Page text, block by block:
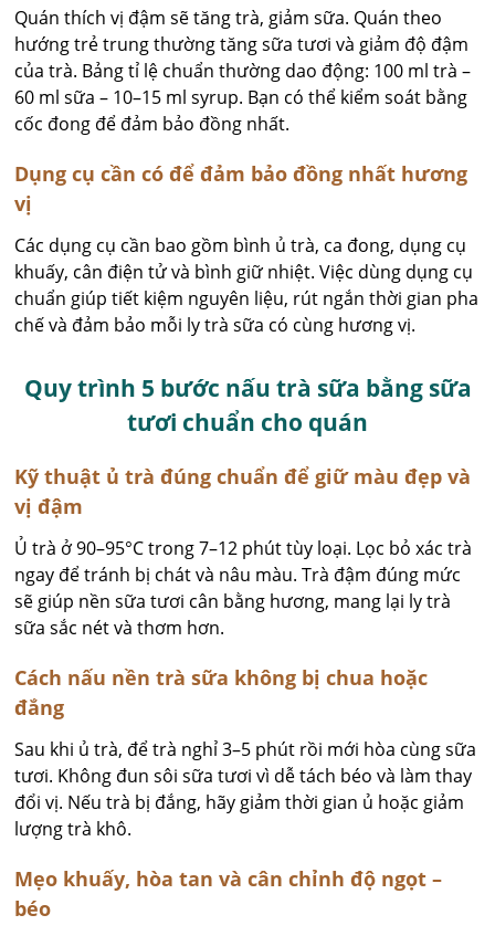
Quán thích vị đậm sẽ tăng trà, giảm sữa. Quán theo
hướng trẻ trung thường tăng sữa tươi và giảm độ đậm
của trà. Bảng tỉ lệ chuẩn thường dao động: 100 ml trà –
60 ml sữa – 10–15 ml syrup. Bạn có thể kiểm soát bằng
cốc đong để đảm bảo đồng nhất.
Dụng cụ cần có để đảm bảo đồng nhất hương
vị
Các dụng cụ cần bao gồm bình ủ trà, ca đong, dụng cụ
khuấy, cân điện tử và bình giữ nhiệt. Việc dùng dụng cụ
chuẩn giúp tiết kiệm nguyên liệu, rút ngắn thời gian pha
chế và đảm bảo mỗi ly trà sữa có cùng hương vị.
Quy trình 5 bước nấu trà sữa bằng sữa
tươi chuẩn cho quán
Kỹ thuật ủ trà đúng chuẩn để giữ màu đẹp và
vị đậm
Ủ trà ở 90–95°C trong 7–12 phút tùy loại. Lọc bỏ xác trà
ngay để tránh bị chát và nâu màu. Trà đậm đúng mức
sẽ giúp nền sữa tươi cân bằng hương, mang lại ly trà
sữa sắc nét và thơm hơn.
Cách nấu nền trà sữa không bị chua hoặc
đắng
Sau khi ủ trà, để trà nghỉ 3–5 phút rồi mới hòa cùng sữa
tươi. Không đun sôi sữa tươi vì dễ tách béo và làm thay
đổi vị. Nếu trà bị đắng, hãy giảm thời gian ủ hoặc giảm
lượng trà khô.
Mẹo khuấy, hòa tan và cân chỉnh độ ngọt –
béo